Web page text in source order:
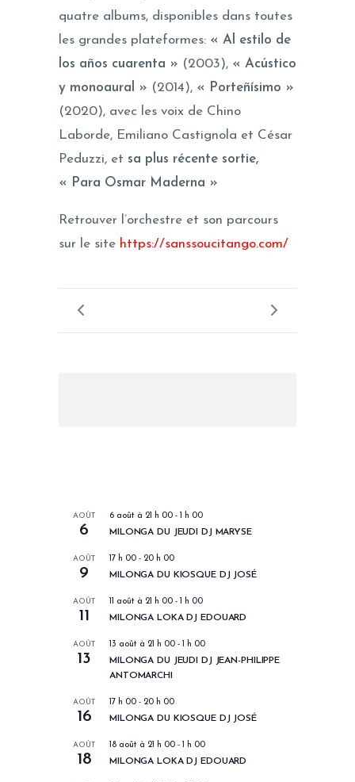
quatre albums, disponibles dans toutes
les grandes plateformes: « Al estilo de
los años cuarenta » (2003), « Acústico
y monoaural » (2014), « Porteñísimo »
(2020), avec les voix de Chino
Laborde, Emiliano Castignola et César
Peduzzi, et sa plus récente sortie,
« Para Osmar Maderna »
Retrouver l’orchestre et son parcours
sur le site https://sanssoucitango.com/
AOÛT
6
6 août à 21 h 00 - 1 h 00
MILONGA DU JEUDI DJ MARYSE
AOÛT
9
17 h 00 - 20 h 00
MILONGA DU KIOSQUE DJ JOSÉ
AOÛT
11
11 août à 21 h 00 - 1 h 00
MILONGA LOKA DJ EDOUARD
AOÛT
13
13 août à 21 h 00 - 1 h 00
MILONGA DU JEUDI DJ JEAN-PHILIPPE
ANTOMARCHI
AOÛT
16
17 h 00 - 20 h 00
MILONGA DU KIOSQUE DJ JOSÉ
AOÛT
18
18 août à 21 h 00 - 1 h 00
MILONGA LOKA DJ EDOUARD